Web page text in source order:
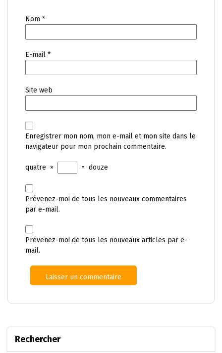
Nom *
E-mail *
Site web
Enregistrer mon nom, mon e-mail et mon site dans le
navigateur pour mon prochain commentaire.
quatre × = douze
Prévenez-moi de tous les nouveaux commentaires
par e-mail.
Prévenez-moi de tous les nouveaux articles par e-
mail.
Rechercher